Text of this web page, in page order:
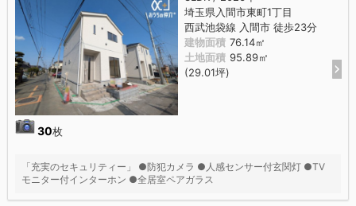
30枚
埼玉県入間市東町1丁目
西武池袋線 入間市 徒歩23分
建物面積 76.14㎡
土地面積 95.89㎡
(29.01坪)
「充実のセキュリティー」 ●防犯カメラ ●人感センサー付玄関灯 ●TV
モニター付インターホン ●全居室ペアガラス